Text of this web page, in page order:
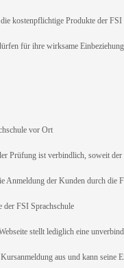
kostenpflichtige Produkte der
für ihre wirksame Einbeziehung
vor Ort
Prüfung ist verbindlich, soweit
Anmeldung der Kunden durch die
FSI Sprachschule
stellt lediglich eine
aus und kann seine